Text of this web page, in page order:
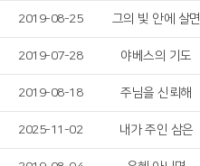
2019-08-25 그의 빛 안에 살면
2019-07-28 야베스의 기도
2019-08-18 주님을 신뢰해
2025-11-02 내가 주인 삼은